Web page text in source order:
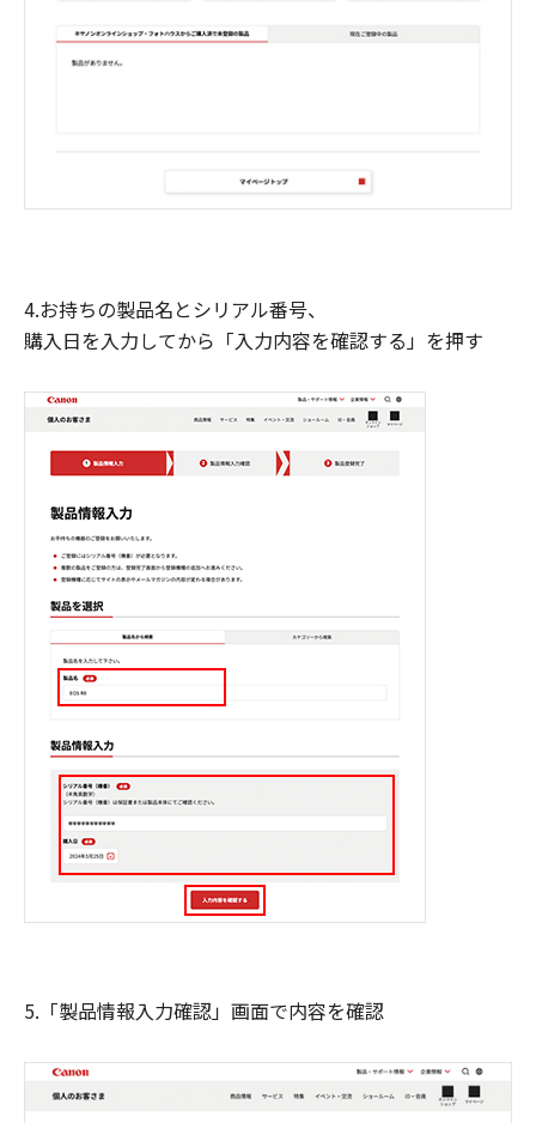
4.お持ちの製品名とシリアル番号、
購入日を入力してから「入力内容を確認する」を押す
5.「製品情報入力確認」画面で内容を確認